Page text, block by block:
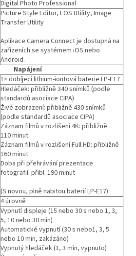
Digital Photo Professional
Picture Style Editor, EOS Utility, Image
Transfer Utility
Aplikace Camera Connect je dostupná na
zařízeních se systémem iOS nebo
Android.
Napájení
1× dobíjecí lithium-iontová baterie LP-E17
Hledáček: přibližně 340 snímků (podle
standardů asociace CIPA)
Živé zobrazení: přibližně 430 snímků
(podle standardů asociace CIPA)
Záznam filmů v rozlišení 4K: přibližně
110 minut
Záznam filmů v rozlišení Full HD: přibližně
160 minut
Doba při přehrávání prezentace
fotografií: přibl. 190 minut
(S novou, plně nabitou baterií LP-E17)
4 úrovně
Vypnutí displeje (15 nebo 30 s nebo 1, 3,
5, 10 nebo 30 min)
Automatické vypnutí (30 s nebo1, 3, 5
nebo 10 min, zakázáno)
Vypnutý hledáček (1, 3 min, vypnuto)